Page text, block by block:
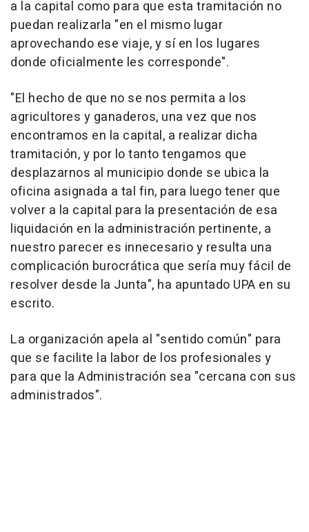
a la capital como para que esta tramitación no
puedan realizarla "en el mismo lugar
aprovechando ese viaje, y sí en los lugares
donde oficialmente les corresponde".
"El hecho de que no se nos permita a los
agricultores y ganaderos, una vez que nos
encontramos en la capital, a realizar dicha
tramitación, y por lo tanto tengamos que
desplazarnos al municipio donde se ubica la
oficina asignada a tal fin, para luego tener que
volver a la capital para la presentación de esa
liquidación en la administración pertinente, a
nuestro parecer es innecesario y resulta una
complicación burocrática que sería muy fácil de
resolver desde la Junta", ha apuntado UPA en su
escrito.
La organización apela al "sentido común" para
que se facilite la labor de los profesionales y
para que la Administración sea "cercana con sus
administrados".